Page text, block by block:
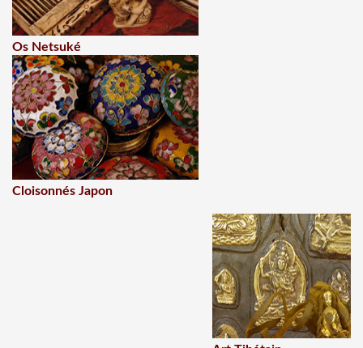
Os Netsuké
Cloisonnés Japon